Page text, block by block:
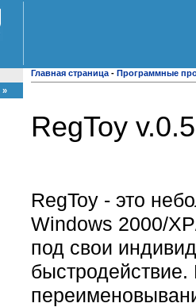
Главная страница - Программные
RegToy
RegToy - это
Windows 2000/
под свои
быстродействие.